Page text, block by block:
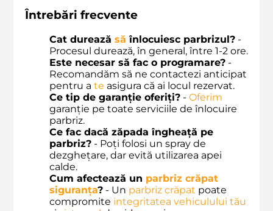
Întrebări frecvente
Cat durează să înlocuiesc parbrizul? -
Procesul durează, în general, între 1-2 ore.
Este necesar să fac o programare? -
Recomandăm să ne contactezi anticipat
pentru a te asigura că ai locul rezervat.
Ce tip de garanție oferiți? - Oferim
garanție pe toate serviciile de înlocuire
parbriz.
Ce fac dacă zăpada îngheață pe
parbriz? - Poți folosi un spray de
dezghețare, dar evită utilizarea apei
calde.
Cum afectează un parbriz crăpat
siguranța? - Un parbriz crăpat poate
compromite integritatea vehiculului tău